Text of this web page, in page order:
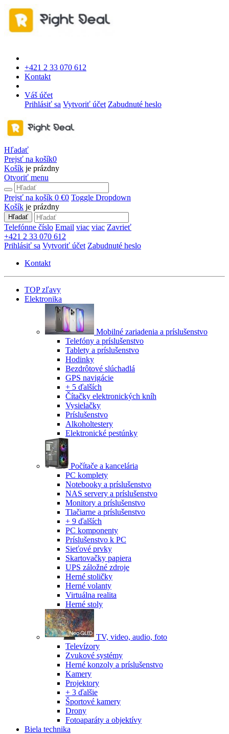
+421 2 33 070 612
Kontakt
Váš účet
Prihlásiť sa Vytvoriť účet Zabudnuté heslo
Hľadať
Prejsť na košík0
Košík je prázdny
Otvoriť menu
Prejsť na košík 0 €0 Toggle Dropdown
Košík je prázdny
Hľadať
Telefónne číslo Email viac viac Zavrieť
+421 2 33 070 612
Prihlásiť sa Vytvoriť účet Zabudnuté heslo
Kontakt
TOP zľavy
Elektronika
Mobilné zariadenia a príslušenstvo
Telefóny a príslušenstvo
Tablety a príslušenstvo
Hodinky
Bezdrôtové slúchadlá
GPS navigácie
+ 5 ďalších
Čítačky elektronických kníh
Vysielačky
Príslušenstvo
Alkoholtestery
Elektronické pestúnky
Počítače a kancelária
PC komplety
Notebooky a príslušenstvo
NAS servery a príslušenstvo
Monitory a príslušenstvo
Tlačiarne a príslušenstvo
+ 9 ďalších
PC komponenty
Príslušenstvo k PC
Sieťové prvky
Skartovačky papiera
UPS záložné zdroje
Herné stoličky
Herné volanty
Virtuálna realita
Herné stoly
TV, video, audio, foto
Televízory
Zvukové systémy
Herné konzoly a príslušenstvo
Kamery
Projektory
+ 3 ďalšie
Športové kamery
Drony
Fotoaparáty a objektívy
Biela technika